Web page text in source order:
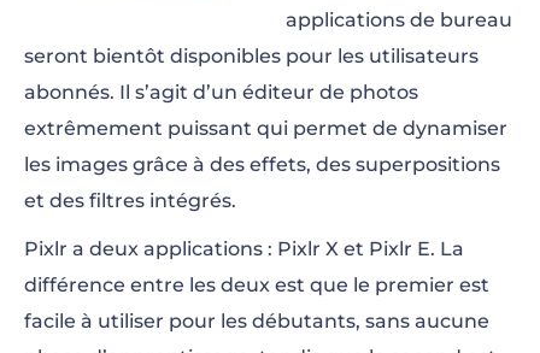
applications de bureau
seront bientôt disponibles pour les utilisateurs
abonnés. Il s’agit d’un éditeur de photos
extrêmement puissant qui permet de dynamiser
les images grâce à des effets, des superpositions
et des filtres intégrés.
Pixlr a deux applications : Pixlr X et Pixlr E. La
différence entre les deux est que le premier est
facile à utiliser pour les débutants, sans aucune